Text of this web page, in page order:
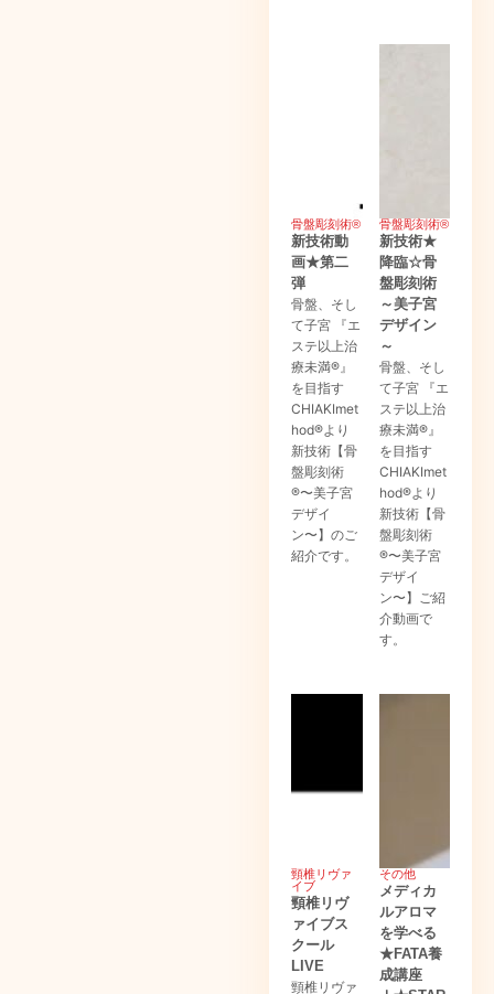
骨盤彫刻術®
新技術動
画★第二
弾
骨盤、そし
て子宮 『エ
ステ以上治
療未満®』
を目指す
CHIAKImet
hod®より
新技術【骨
盤彫刻術
®〜美子宮
デザイ
ン〜】のご
紹介です。
骨盤彫刻術®
新技術★
降臨☆骨
盤彫刻術
～美子宮
デザイン
～
骨盤、そし
て子宮 『エ
ステ以上治
療未満®』
を目指す
CHIAKImet
hod®より
新技術【骨
盤彫刻術
®〜美子宮
デザイ
ン〜】ご紹
介動画で
す。
頸椎リヴァ
イブ
頸椎リヴ
ァイブス
クール
LIVE
頸椎リヴァ
その他
メディカ
ルアロマ
を学べる
★FATA養
成講座